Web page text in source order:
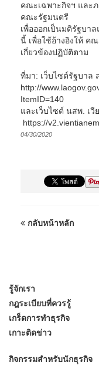
คณะเฉพาะกิจฯ และ
คณะรัฐมนตรี
เพื่อออกเป็นมติรัฐบา
นี้ เพื่อใช้อ้างอิงให้ ค
เกี่ยวข้องปฏิบัติตาม
ที่มา: เว็บไซต์รัฐบาล
http://
ItemID=140
และเว็บไซต์ นสพ. เวี
https://
04/30/2020
กลับหน้าหลัก
รู้จักเรา
กฎระเบียบที่ควรรู้
เกร็ดการทำธุรกิจ
เกาะติดข่าว
กิจกรรมสำหรับนักธุรกิจ